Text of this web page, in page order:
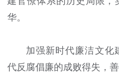
华。
加强新时代廉洁文化
代反腐倡廉的成败得失，